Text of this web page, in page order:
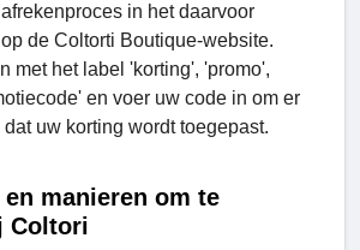
in het daarvoor
de Coltorti Boutique-website.
met het label 'korting', 'promo',
en voer uw code in om er
uw korting wordt toegepast.
manieren om te
Coltori